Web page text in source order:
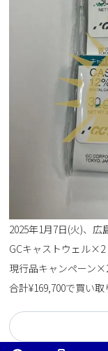
2025年1月7日(火)、
GCキャストウェル×2
現行品キャンペーン
合計¥169,700で買い取